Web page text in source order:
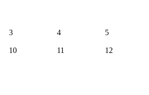
3 4 5
10 11 12